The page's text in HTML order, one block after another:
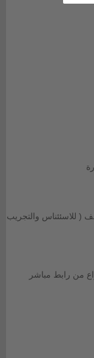
( للاسئئناس والتجريب
من رابط مباشر